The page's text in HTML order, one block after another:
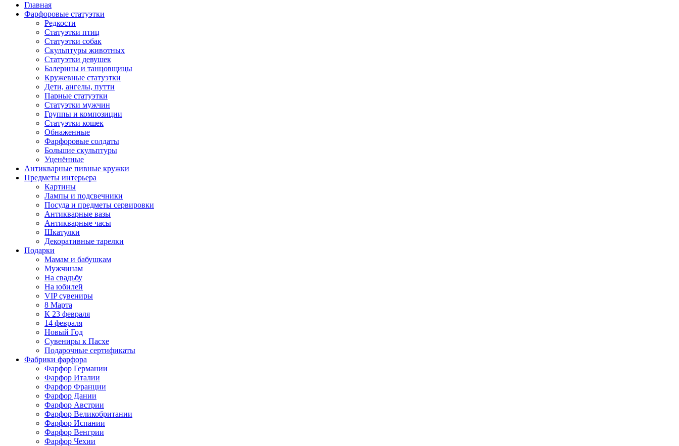
Главная
Фарфоровые статуэтки
Редкости
Cтатуэтки птиц
Cтатуэтки собак
Скульптуры животных
Статуэтки девушек
Балерины и танцовщицы
Кружевные статуэтки
Дети, ангелы, путти
Парные статуэтки
Статуэтки мужчин
Группы и композиции
Статуэтки кошек
Обнаженные
Фарфоровые солдаты
Большие скульптуры
Уценённые
Антикварные пивные кружки
Предметы интерьера
Картины
Лампы и подсвечники
Посуда и предметы сервировки
Антикварные вазы
Антикварные часы
Шкатулки
Декоративные тарелки
Подарки
Мамам и бабушкам
Мужчинам
На свадьбу
На юбилей
VIP сувениры
8 Марта
К 23 февраля
14 февраля
Новый Год
Сувениры к Пасхе
Подарочные сертификаты
Фабрики фарфора
Фарфор Германии
Фарфор Италии
Фарфор Франции
Фарфор Дании
Фарфор Австрии
Фарфор Великобритании
Фарфор Испании
Фарфор Венгрии
Фарфор Чехии